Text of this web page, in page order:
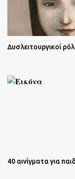
Δυσλειτουργικοί
40 αινίγματα για